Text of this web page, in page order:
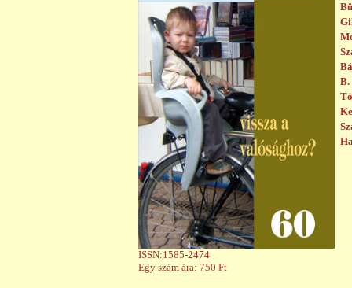
ISSN:1585-2474
Egy szám ára: 750 Ft
B.